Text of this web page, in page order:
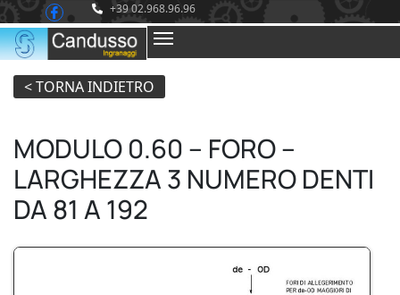
+39 02.968.96.96
MODULO 0.60 – FORO –
LARGHEZZA 3 NUMERO DENTI
DA 81 A 192